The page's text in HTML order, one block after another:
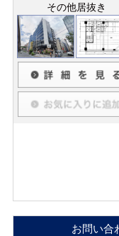
その他居抜き
お問い